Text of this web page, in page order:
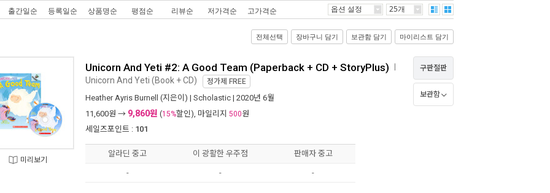
출간일순 등록일순 상품명순 평점순 리뷰순 저가격순 고가격순 옵션 설정 25개
전체선택 장바구니 담기 보관함 담기 마이리스트 담기
미리보기
Unicorn And Yeti #2: A Good Team (Paperback + CD + StoryPlus)
Unicorn And Yeti (Book + CD) 정가제 FREE
Heather Ayris Burnell (지은이) | Scholastic | 2020년 6월
11,600원 → 9,860원 (15%할인), 마일리지 500원
세일즈포인트 : 101
구판절판
보관함
알라딘 중고 이 광활한 우주점 판매자 중고
- - -